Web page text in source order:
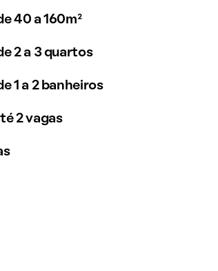
40 a 160m²
2 a 3 quartos
1 a 2 banheiros
2 vagas